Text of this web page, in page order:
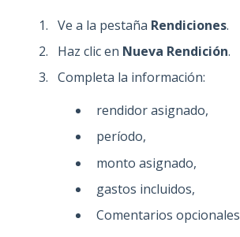
Ve a la pestaña Rendiciones.
Haz clic en Nueva Rendición.
Completa la información:
rendidor asignado,
período,
monto asignado,
gastos incluidos,
Comentarios opcionales